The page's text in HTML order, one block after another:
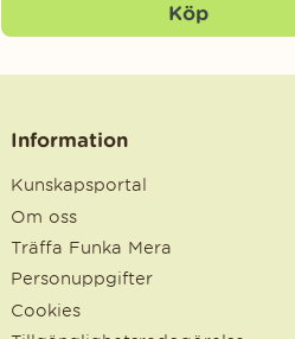
Köp
Information
Kunskapsportal
Om oss
Träffa Funka Mera
Personuppgifter
Cookies